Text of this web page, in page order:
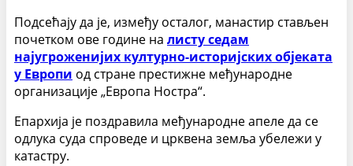
Подсећају да је, између осталог, манастир стављен
почетком ове године на листу седам
најугроженијих културно-историјских објеката
у Европи од стране престижне међународне
организације „Европа Ностра“.
Епархија је поздравила међународне апеле да се
одлука суда спроведе и црквена земља убележи у
катастру.